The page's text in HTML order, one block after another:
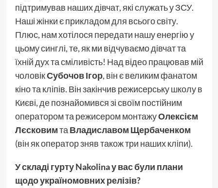
підтримував наших дівчат, які служать у ЗСУ.
Наші жінки є прикладом для всього світу.
Плюс, нам хотілося передати нашу енергію у
цьому синглі, те, як ми відчуваємо дівчат та
їхній дух та сміливість! Над відео працював мій
чоловікСубочов Ігор, він є великим фанатом
кіно та кліпів. Він закінчив режисерську школу в
Києві, де познайомився зі своїм постійним
оператором та режисером монтажуОлексієм
Лєсковимта Владиславом Щербаченком
(він як оператор зняв також три наших кліпи).
У складі гурту Nakolina у вас були плани
щодо україномовних релізів?